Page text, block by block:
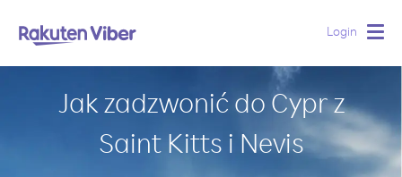
Login
Jak zadzwonić do Cypr z
Saint Kitts i Nevis